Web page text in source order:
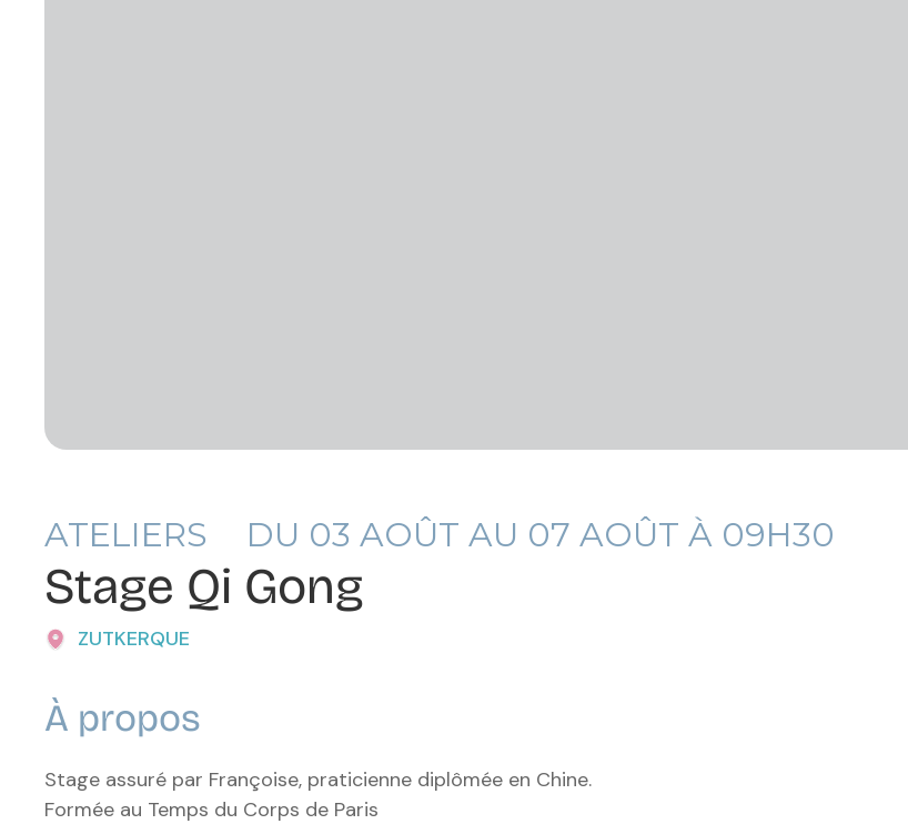
ATELIERS DU 03 AOÛT AU 07 AOÛT À 09H30
Stage Qi Gong
ZUTKERQUE
À propos
Stage assuré par Françoise, praticienne diplômée en Chine.
Formée au Temps du Corps de Paris